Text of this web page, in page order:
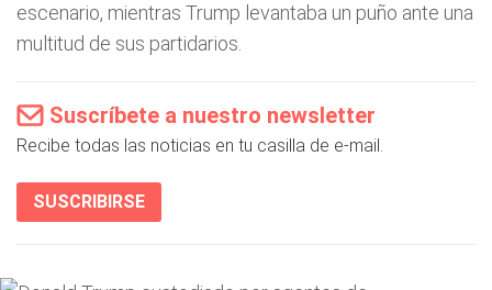
escenario, mientras Trump levantaba un puño ante una
multitud de sus partidarios.
Suscríbete a nuestro newsletter
Recibe todas las noticias en tu casilla de e-mail.
SUSCRIBIRSE